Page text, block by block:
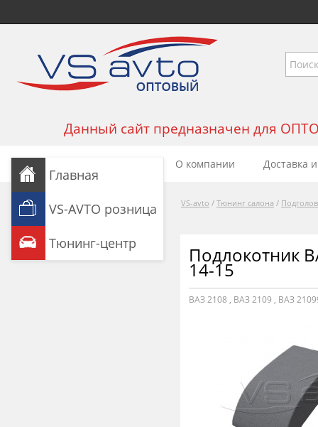
Данный сайт предназначен для
О компании Доставка
VS-avto / Тюнинг салона /
Главная
VS-AVTO розница
Тюнинг-центр
Подлокотник
14-15
ВАЗ 2108 , ВАЗ 2109 , ВАЗ